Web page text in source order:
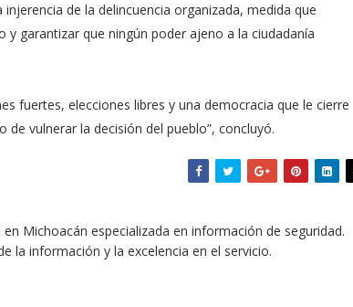
de la delincuencia organizada, medida que
garantizar que ningún poder ajeno a la ciudadanía
fuertes, elecciones libres y una democracia que le cierre
vulnerar la decisión del pueblo”, concluyó.
Michoacán especializada en información de seguridad.
la información y la excelencia en el servicio.